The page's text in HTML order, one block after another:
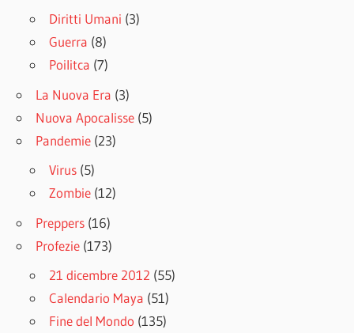
Diritti Umani (3)
Guerra (8)
Poilitca (7)
La Nuova Era (3)
Nuova Apocalisse (5)
Pandemie (23)
Virus (5)
Zombie (12)
Preppers (16)
Profezie (173)
21 dicembre 2012 (55)
Calendario Maya (51)
Fine del Mondo (135)